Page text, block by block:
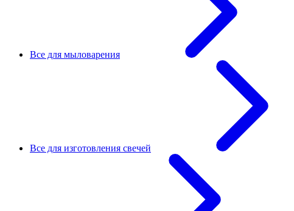
Все для мыловарения
Все для изготовления свечей